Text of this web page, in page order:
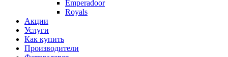
Emperadoor
Royals
Акции
Услуги
Как купить
Производители